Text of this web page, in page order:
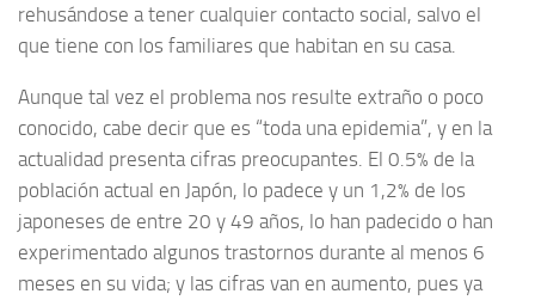
rehusándose a tener cualquier contacto social, salvo el
que tiene con los familiares que habitan en su casa.
Aunque tal vez el problema nos resulte extraño o poco
conocido, cabe decir que es “toda una epidemia”, y en la
actualidad presenta cifras preocupantes. El 0.5% de la
población actual en Japón, lo padece y un 1,2% de los
japoneses de entre 20 y 49 años, lo han padecido o han
experimentado algunos trastornos durante al menos 6
meses en su vida; y las cifras van en aumento, pues ya